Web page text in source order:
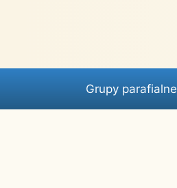
Grupy parafialne